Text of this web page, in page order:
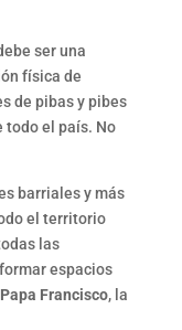
ser una
física de
de pibas y pibes
todo el país. No
barriales y más
el territorio
las
espacios
Francisco, la